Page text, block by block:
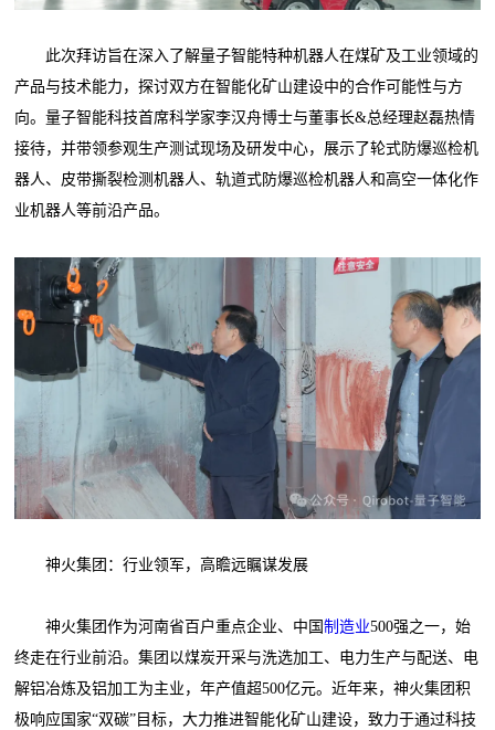
此次拜访旨在深入了解量子智能特种机器人在煤矿及工业领域的
产品与技术能力，探讨双方在智能化矿山建设中的合作可能性与方
向。量子智能科技首席科学家李汉舟博士与董事长&总经理赵磊热情
接待，并带领参观生产测试现场及研发中心，展示了轮式防爆巡检机
器人、皮带撕裂检测机器人、轨道式防爆巡检机器人和高空一体化作
业机器人等前沿产品。
神火集团：行业领军，高瞻远瞩谋发展
神火集团作为河南省百户重点企业、中国制造业500强之一，始
终走在行业前沿。集团以煤炭开采与洗选加工、电力生产与配送、电
解铝冶炼及铝加工为主业，年产值超500亿元。近年来，神火集团积
极响应国家“双碳”目标，大力推进智能化矿山建设，致力于通过科技